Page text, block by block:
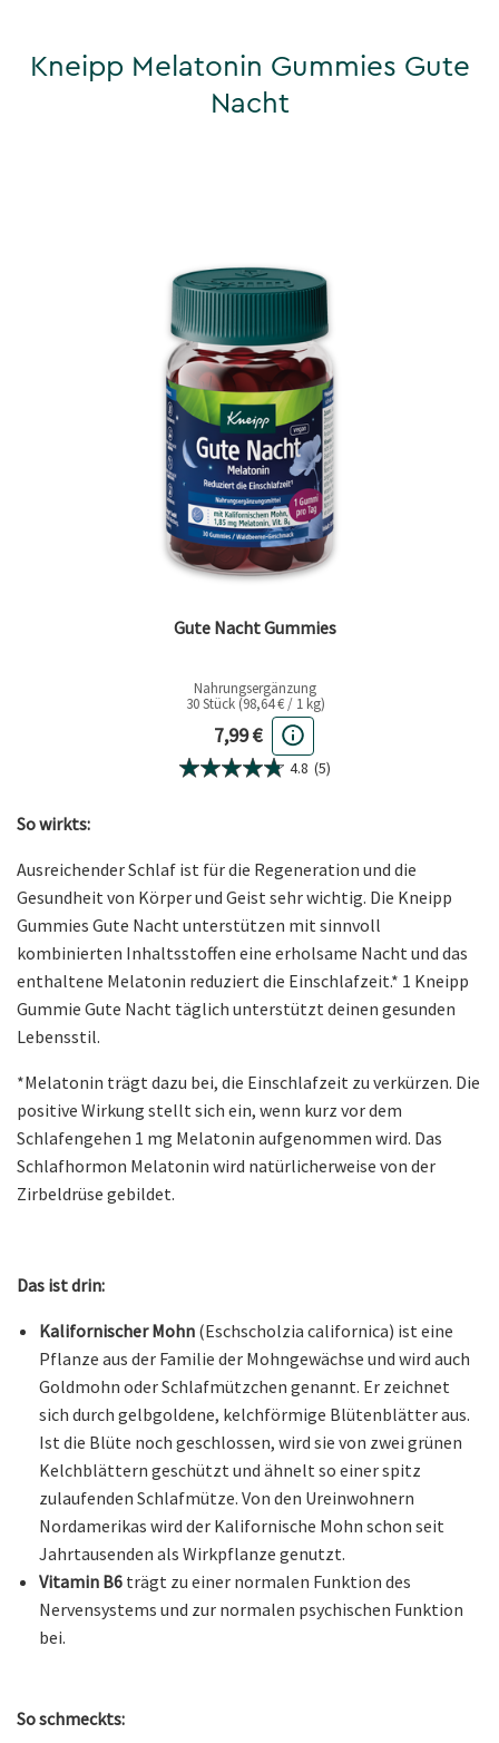
Kneipp Melatonin Gummies Gute
Nacht
Gute Nacht Gummies
Nahrungsergänzung
30 Stück (98,64 € / 1 kg)
Aktueller Preis
7,99 €
4.8 (5)
So wirkts:
Ausreichender Schlaf ist für die Regeneration und die
Gesundheit von Körper und Geist sehr wichtig. Die Kneipp
Gummies Gute Nacht unterstützen mit sinnvoll
kombinierten Inhaltsstoffen eine erholsame Nacht und das
enthaltene Melatonin reduziert die Einschlafzeit.* 1 Kneipp
Gummie Gute Nacht täglich unterstützt deinen gesunden
Lebensstil.
*Melatonin trägt dazu bei, die Einschlafzeit zu verkürzen. Die
positive Wirkung stellt sich ein, wenn kurz vor dem
Schlafengehen 1 mg Melatonin aufgenommen wird. Das
Schlafhormon Melatonin wird natürlicherweise von der
Zirbeldrüse gebildet.
Das ist drin:
Kalifornischer Mohn (Eschscholzia californica) ist eine
Pflanze aus der Familie der Mohngewächse und wird auch
Goldmohn oder Schlafmützchen genannt. Er zeichnet
sich durch gelbgoldene, kelchförmige Blütenblätter aus.
Ist die Blüte noch geschlossen, wird sie von zwei grünen
Kelchblättern geschützt und ähnelt so einer spitz
zulaufenden Schlafmütze. Von den Ureinwohnern
Nordamerikas wird der Kalifornische Mohn schon seit
Jahrtausenden als Wirkpflanze genutzt.
Vitamin B6 trägt zu einer normalen Funktion des
Nervensystems und zur normalen psychischen Funktion
bei.
So schmeckts: